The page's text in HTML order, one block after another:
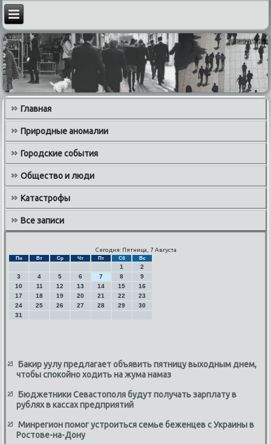
Главная
Природные аномалии
Городские события
Общество и люди
Катастрофы
Все записи
Сегодня: Пятница, 7 Августа
Пн Вт Ср Чт Пт Сб Вс
1
2
3
4 5 6 7 8
9
10
11 12 13 14 15
16
17
18 19 20 21 22
23
24
25 26 27 28 29
30
31
Бакир уулу предлагает объявить пятницу выходным днем,
чтобы спокойно ходить на жума намаз
Бюджетники Севастополя будут получать зарплату в
рублях в кассах предприятий
Минрегион помог устроиться семье беженцев с Украины в
Ростове-на-Дону